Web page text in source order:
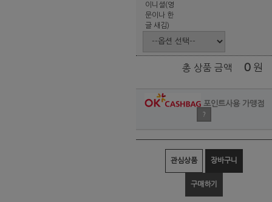
이니셜(영
문이나 한
글 새김)
총 상품 금액 0 원
포인트사용 가맹점
?
관심상품 장바구니
구매하기